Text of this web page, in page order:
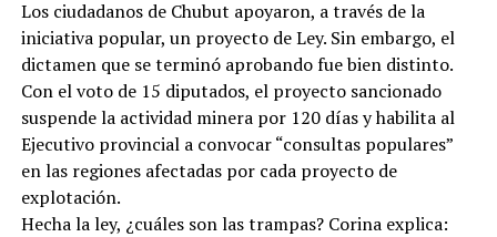
Los ciudadanos de Chubut apoyaron, a través de la
iniciativa popular, un proyecto de Ley. Sin embargo, el
dictamen que se terminó aprobando fue bien distinto.
Con el voto de 15 diputados, el proyecto sancionado
suspende la actividad minera por 120 días y habilita al
Ejecutivo provincial a convocar “consultas populares”
en las regiones afectadas por cada proyecto de
explotación.
Hecha la ley, ¿cuáles son las trampas? Corina explica: